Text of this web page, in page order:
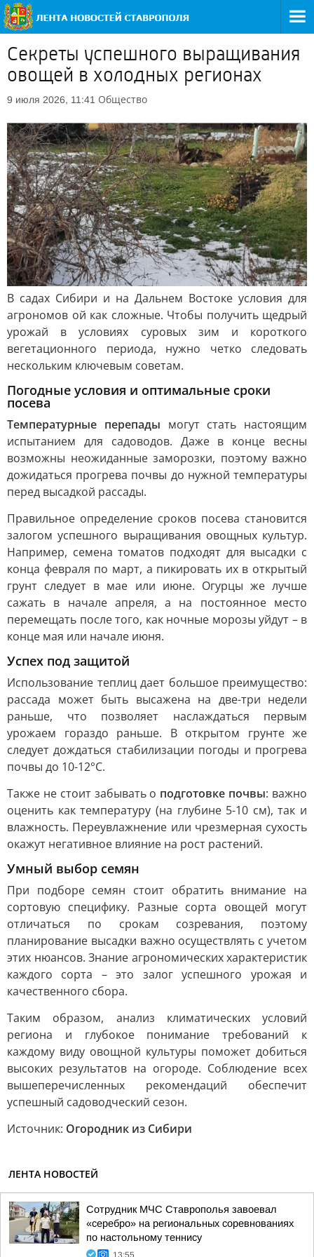
Секреты успешного выращивания
овощей в холодных регионах
9 июля 2026, 11:41 Общество
В садах Сибири и на Дальнем Востоке условия для
агрономов ой как сложные. Чтобы получить щедрый
урожай в условиях суровых зим и короткого
вегетационного периода, нужно четко следовать
нескольким ключевым советам.
Погодные условия и оптимальные сроки
посева
Температурные перепады могут стать настоящим
испытанием для садоводов. Даже в конце весны
возможны неожиданные заморозки, поэтому важно
дожидаться прогрева почвы до нужной температуры
перед высадкой рассады.
Правильное определение сроков посева становится
залогом успешного выращивания овощных культур.
Например, семена томатов подходят для высадки с
конца февраля по март, а пикировать их в открытый
грунт следует в мае или июне. Огурцы же лучше
сажать в начале апреля, а на постоянное место
перемещать после того, как ночные морозы уйдут – в
конце мая или начале июня.
Успех под защитой
Использование теплиц дает большое преимущество:
рассада может быть высажена на две-три недели
раньше, что позволяет наслаждаться первым
урожаем гораздо раньше. В открытом грунте же
следует дождаться стабилизации погоды и прогрева
почвы до 10-12°C.
Также не стоит забывать о подготовке почвы: важно
оценить как температуру (на глубине 5-10 см), так и
влажность. Переувлажнение или чрезмерная сухость
окажут негативное влияние на рост растений.
Умный выбор семян
При подборе семян стоит обратить внимание на
сортовую специфику. Разные сорта овощей могут
отличаться по срокам созревания, поэтому
планирование высадки важно осуществлять с учетом
этих нюансов. Знание агрономических характеристик
каждого сорта – это залог успешного урожая и
качественного сбора.
Таким образом, анализ климатических условий
региона и глубокое понимание требований к
каждому виду овощной культуры поможет добиться
высоких результатов на огороде. Соблюдение всех
вышеперечисленных рекомендаций обеспечит
успешный садоводческий сезон.
Источник: Огородник из Сибири
ЛЕНТА НОВОСТЕЙ
Сотрудник МЧС Ставрополья завоевал
«серебро» на региональных соревнованиях
по настольному теннису
13:55